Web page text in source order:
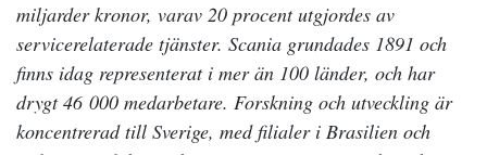
miljarder kronor, varav 20 procent utgjordes av
servicerelaterade tjänster. Scania grundades 1891 och
finns idag representerat i mer än 100 länder, och har
drygt 46 000 medarbetare. Forskning och utveckling är
koncentrerad till Sverige, med filialer i Brasilien och